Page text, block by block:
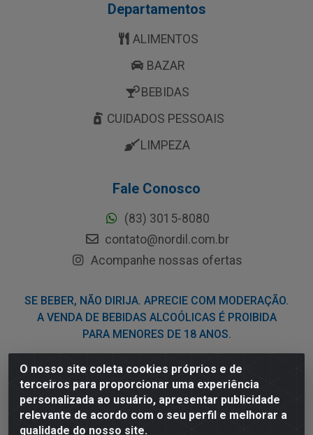
O nosso site coleta cookies próprios e de
terceiros para proporcionar uma experiência
personalizada ao usuário, apresentar publicidade
relevante de acordo com o seu perfil e melhorar a
qualidade do nosso site.
Departamentos
ALIMENTOS
BAZAR
BEBIDAS
CUIDADOS PESSOAIS
LIMPEZA
Fale Conosco
(83) 3015-8080
contato@nordil.com.br
Acompanhe nossas ofertas
SE BEBER, NÃO DIRIJA. APRECIE COM MODERAÇÃO.
A VENDA DE BEBIDAS ALCOÓLICAS É PROIBIDA
PARA MENORES DE 18 ANOS.
Nordil Distribuidora - Avenida Liberdade, 2738, Bloco F -
Sesi - Bayeux/PB - CEP 58.111-400 - CNPJ
03.775.813/0001-41